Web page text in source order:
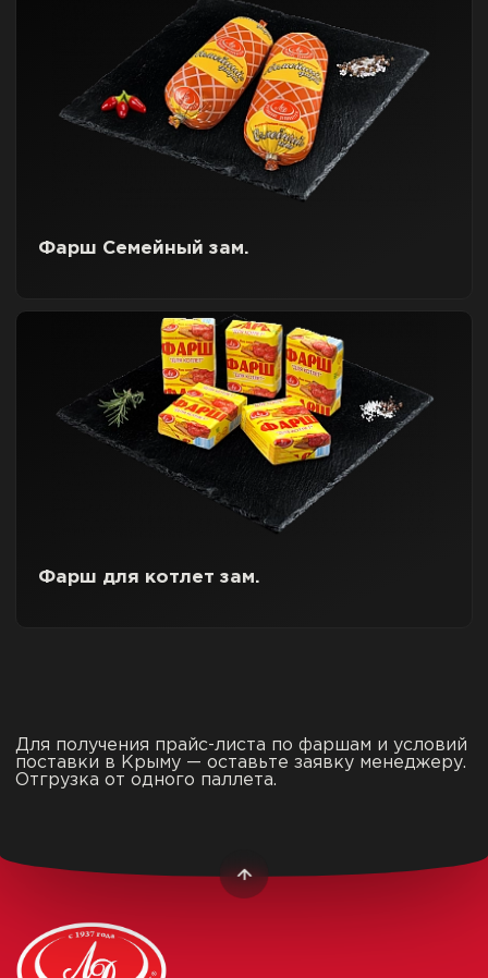
Фарш Семейный зам.
Фарш для котлет зам.
Для получения прайс-листа по фаршам и условий
поставки в Крыму — оставьте заявку менеджеру.
Отгрузка от одного паллета.